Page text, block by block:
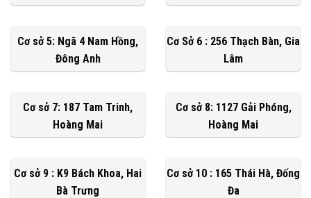
Cơ sở 5: Ngã 4 Nam Hồng,
Đông Anh
Cơ Sở 6 : 256 Thạch Bàn, Gia
Lâm
Cơ sở 7: 187 Tam Trinh,
Hoàng Mai
Cơ sở 8: 1127 Gải Phóng,
Hoàng Mai
Cơ sở 9 : K9 Bách Khoa, Hai
Bà Trưng
Cơ sở 10 : 165 Thái Hà, Đống
Đa